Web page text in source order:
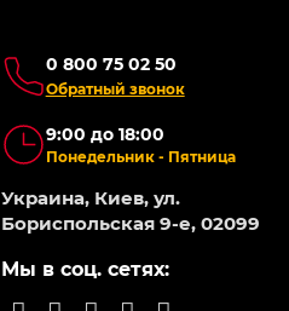
0 800 75 02 50
Обратный звонок
9:00 до 18:00
Понедельник - Пятница
Украина, Киев, ул.
Бориспольская 9-е, 02099
Мы в соц. сетях: